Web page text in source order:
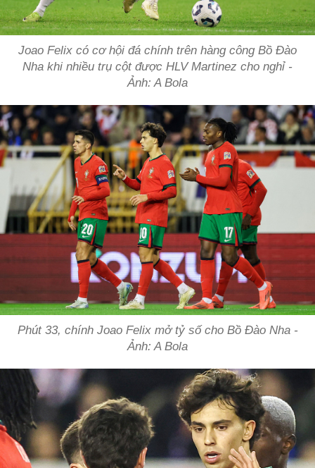
Joao Felix có cơ hội đá chính trên hàng công Bồ Đào
Nha khi nhiều trụ cột được HLV Martinez cho nghỉ -
Ảnh: A Bola
Phút 33, chính Joao Felix mở tỷ số cho Bồ Đào Nha -
Ảnh: A Bola